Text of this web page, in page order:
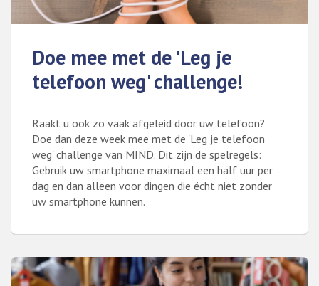
Doe mee met de 'Leg je
telefoon weg' challenge!
Raakt u ook zo vaak afgeleid door uw telefoon?
Doe dan deze week mee met de 'Leg je telefoon
weg' challenge van MIND. Dit zijn de spelregels:
Gebruik uw smartphone maximaal een half uur per
dag en dan alleen voor dingen die écht niet zonder
uw smartphone kunnen.